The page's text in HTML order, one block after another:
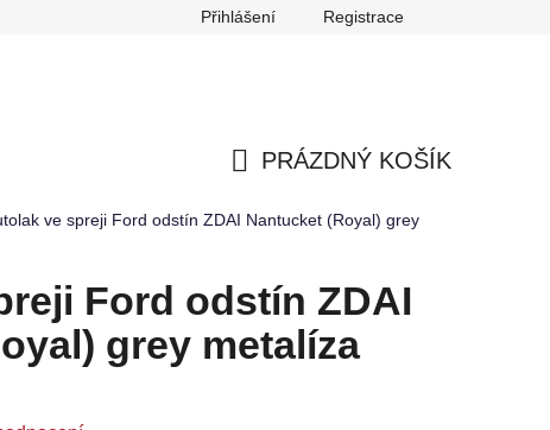
Reklamace Odstoupení od smlouvy
Přihlášení Registrace
PRÁZDNÝ KOŠÍK
ve spreji Ford odstín ZDAI Nantucket (Royal) grey
Ford odstín ZDAI
grey metalíza